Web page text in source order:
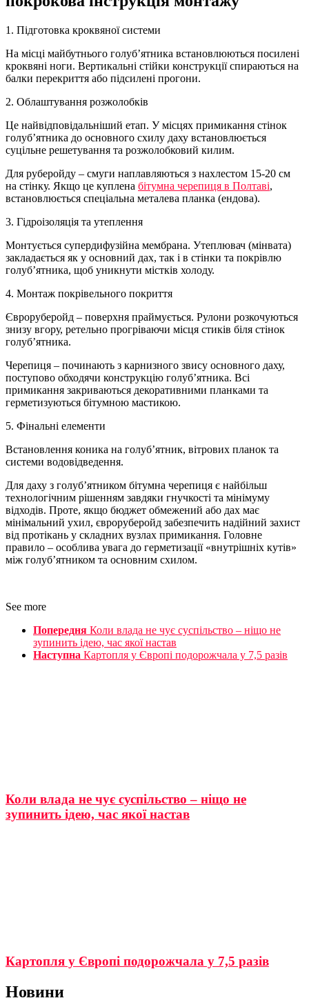
1. Підготовка кроквяної системи
На місці майбутнього голуб’ятника встановлюються посилені
кроквяні ноги. Вертикальні стійки конструкції спираються на
балки перекриття або підсилені прогони.
2. Облаштування розжолобків
Це найвідповідальніший етап. У місцях примикання стінок
голуб’ятника до основного схилу даху встановлюється
суцільне решетування та розжолобковий килим.
Для руберойду – смуги наплавляються з нахлестом 15-20 см
на стінку. Якщо це куплена бітумна черепиця в Полтаві,
встановлюється спеціальна металева планка (ендова).
3. Гідроізоляція та утеплення
Монтується супердифузійна мембрана. Утеплювач (мінвата)
закладається як у основний дах, так і в стінки та покрівлю
голуб’ятника, щоб уникнути містків холоду.
4. Монтаж покрівельного покриття
Євроруберойд – поверхня праймується. Рулони розкочуються
знизу вгору, ретельно прогріваючи місця стиків біля стінок
голуб’ятника.
Черепиця – починають з карнизного звису основного даху,
поступово обходячи конструкцію голуб’ятника. Всі
примикання закриваються декоративними планками та
герметизуються бітумною мастикою.
5. Фінальні елементи
Встановлення коника на голуб’ятник, вітрових планок та
системи водовідведення.
Для даху з голуб’ятником бітумна черепиця є найбільш
технологічним рішенням завдяки гнучкості та мінімуму
відходів. Проте, якщо бюджет обмежений або дах має
мінімальний ухил, євроруберойд забезпечить надійний захист
від протікань у складних вузлах примикання. Головне
правило – особлива увага до герметизації «внутрішніх кутів»
між голуб’ятником та основним схилом.
See more
Попередня Коли влада не чує суспільство – ніщо не
зупинить ідею, час якої настав
Наступна Картопля у Європі подорожчала у 7,5 разів
Коли влада не чує суспільство – ніщо не
зупинить ідею, час якої настав
Картопля у Європі подорожчала у 7,5 разів
Новини